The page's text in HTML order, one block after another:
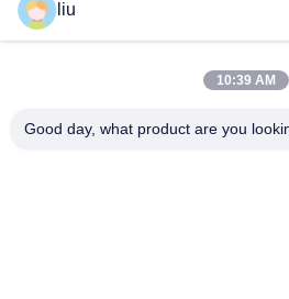
25N Matériau en acier outil de torsion
gauche/droite
4500KG Machine de torsion de
liu
10:39 AM
Good day, what product are you